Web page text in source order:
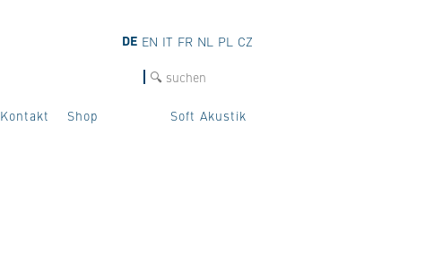
Kontakt Shop Soft Akustik
DE EN IT FR NL PL CZ